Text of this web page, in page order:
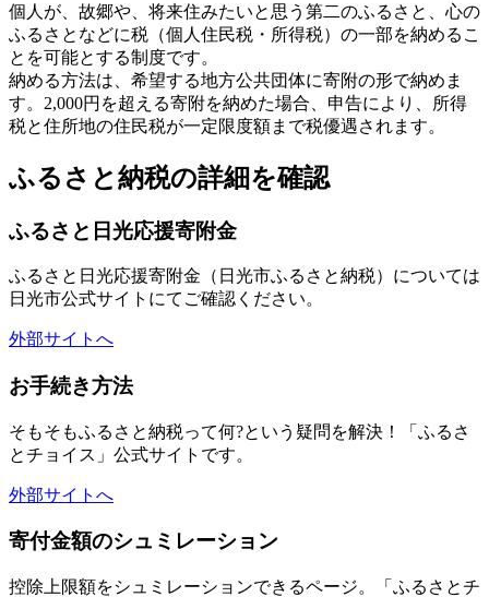
個人が、故郷や、将来住みたいと思う第二のふるさと、心の
ふるさとなどに税（個人住民税・所得税）の一部を納めるこ
とを可能とする制度です。
納める方法は、希望する地方公共団体に寄附の形で納めま
す。2,000円を超える寄附を納めた場合、申告により、所得
税と住所地の住民税が一定限度額まで税優遇されます。
ふるさと納税の詳細を確認
ふるさと日光応援寄附金
ふるさと日光応援寄附金（日光市ふるさと納税）については
日光市公式サイトにてご確認ください。
外部サイトへ
お手続き方法
そもそもふるさと納税って何?という疑問を解決！「ふるさ
とチョイス」公式サイトです。
外部サイトへ
寄付金額のシュミレーション
控除上限額をシュミレーションできるページ。「ふるさとチ